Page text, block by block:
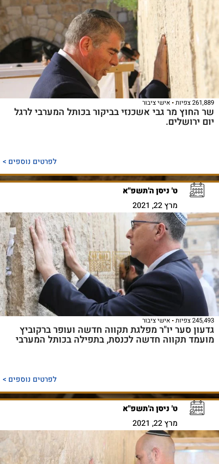
261,889 צפיות אישי ציבור
שר החוץ מר גבי אשכנזי בביקור בכותל המערבי לרגל
יום ירושלים.
לפרטים נוספים >
ט' ניסן ה'תשפ"א
מרץ 22, 2021
245,493 צפיות אישי ציבור
גדעון סער יו"ר מפלגת תקווה חדשה ועופר ברקוביץ
מועמד תקווה חדשה לכנסת, בתפילה בכותל המערבי
לפרטים נוספים >
ט' ניסן ה'תשפ"א
מרץ 22, 2021